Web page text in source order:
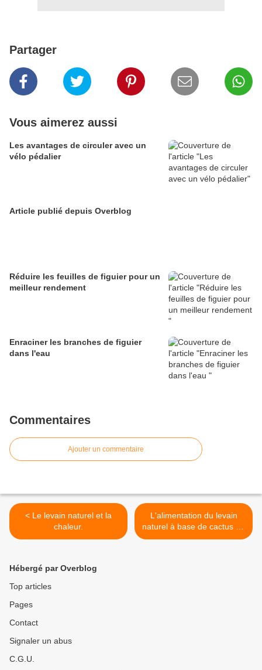
Partager
Vous aimerez aussi
Les avantages de circuler avec un
vélo pédalier
Article publié depuis Overblog
Réduire les feuilles de figuier pour un
meilleur rendement
Enraciner les branches de figuier
dans l'eau
Commentaires
Ajouter un commentaire
< Le levain naturel et la
chaleur.
L'alimentation du levain
naturel à base de cactus (le
nopal). >
Hébergé par Overblog
Top articles
Pages
Contact
Signaler un abus
C.G.U.